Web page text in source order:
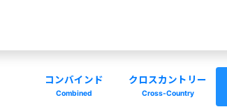
コンバインド
Combined
クロスカントリー
Cross-Country